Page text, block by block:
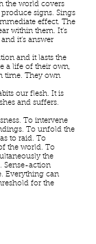
the world covers
signs. Sings
effect. The
within them. It’s
it’s answer
and it lasts the
a life of their own,
time. They own
our flesh. It is
and suffers.
To intervene
To unfold the
to raid. To
the world. To
the
Sense-action
Everything can
for the